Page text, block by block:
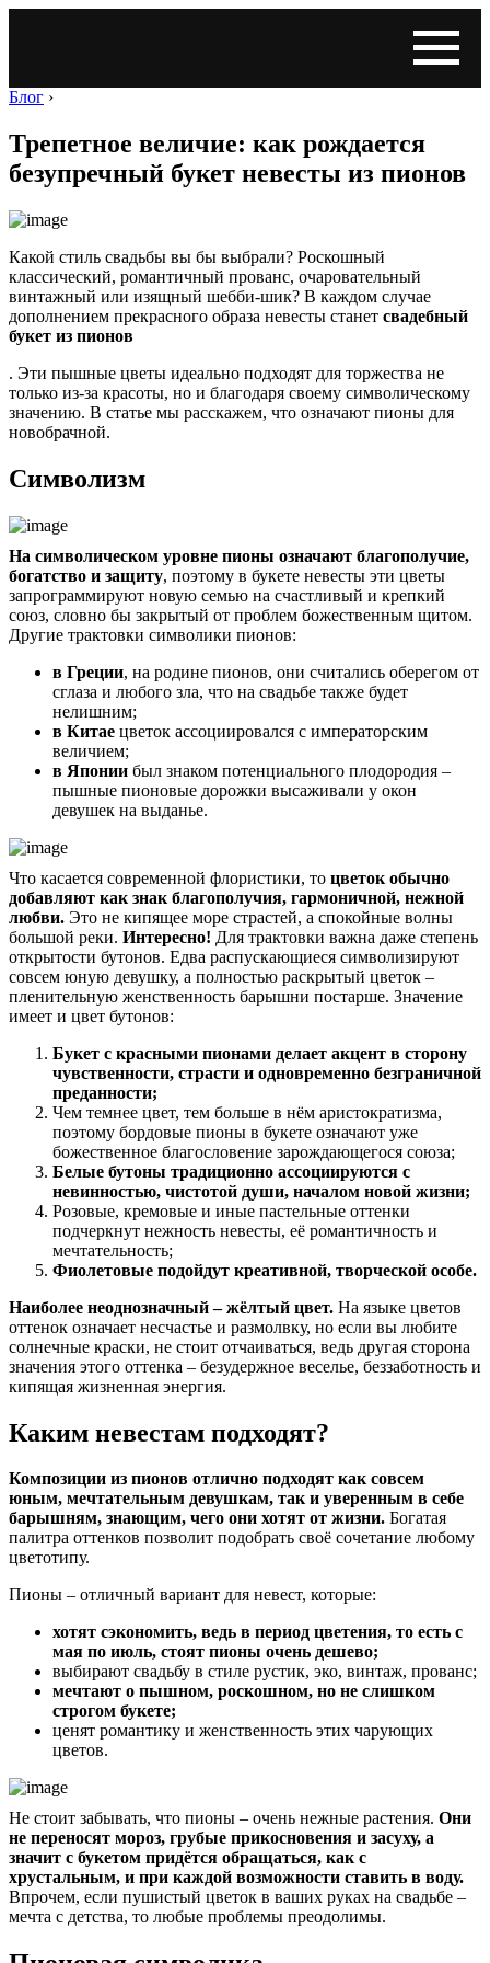
Блог ›
Трепетное величие: как рождается
безупречный букет невесты из пионов
Какой стиль свадьбы вы бы выбрали? Роскошный
классический, романтичный прованс, очаровательный
винтажный или изящный шебби-шик? В каждом случае
дополнением прекрасного образа невесты станет свадебный
букет из пионов
. Эти пышные цветы идеально подходят для торжества не
только из-за красоты, но и благодаря своему символическому
значению. В статье мы расскажем, что означают пионы для
новобрачной.
Символизм
На символическом уровне пионы означают благополучие,
богатство и защиту, поэтому в букете невесты эти цветы
запрограммируют новую семью на счастливый и крепкий
союз, словно бы закрытый от проблем божественным щитом.
Другие трактовки символики пионов:
в Греции, на родине пионов, они считались оберегом от
сглаза и любого зла, что на свадьбе также будет
нелишним;
в Китае цветок ассоциировался с императорским
величием;
в Японии был знаком потенциального плодородия –
пышные пионовые дорожки высаживали у окон
девушек на выданье.
Что касается современной флористики, то цветок обычно
добавляют как знак благополучия, гармоничной, нежной
любви. Это не кипящее море страстей, а спокойные волны
большой реки. Интересно! Для трактовки важна даже степень
открытости бутонов. Едва распускающиеся символизируют
совсем юную девушку, а полностью раскрытый цветок –
пленительную женственность барышни постарше. Значение
имеет и цвет бутонов:
Букет с красными пионами делает акцент в сторону
чувственности, страсти и одновременно безграничной
преданности;
Чем темнее цвет, тем больше в нём аристократизма,
поэтому бордовые пионы в букете означают уже
божественное благословение зарождающегося союза;
Белые бутоны традиционно ассоциируются с
невинностью, чистотой души, началом новой жизни;
Розовые, кремовые и иные пастельные оттенки
подчеркнут нежность невесты, её романтичность и
мечтательность;
Фиолетовые подойдут креативной, творческой особе.
Наиболее неоднозначный – жёлтый цвет. На языке цветов
оттенок означает несчастье и размолвку, но если вы любите
солнечные краски, не стоит отчаиваться, ведь другая сторона
значения этого оттенка – безудержное веселье, беззаботность и
кипящая жизненная энергия.
Каким невестам подходят?
Композиции из пионов отлично подходят как совсем
юным, мечтательным девушкам, так и уверенным в себе
барышням, знающим, чего они хотят от жизни. Богатая
палитра оттенков позволит подобрать своё сочетание любому
цветотипу.
Пионы – отличный вариант для невест, которые:
хотят сэкономить, ведь в период цветения, то есть с
мая по июль, стоят пионы очень дешево;
выбирают свадьбу в стиле рустик, эко, винтаж, прованс;
мечтают о пышном, роскошном, но не слишком
строгом букете;
ценят романтику и женственность этих чарующих
цветов.
Не стоит забывать, что пионы – очень нежные растения. Они
не переносят мороз, грубые прикосновения и засуху, а
значит с букетом придётся обращаться, как с
хрустальным, и при каждой возможности ставить в воду.
Впрочем, если пушистый цветок в ваших руках на свадьбе –
мечта с детства, то любые проблемы преодолимы.